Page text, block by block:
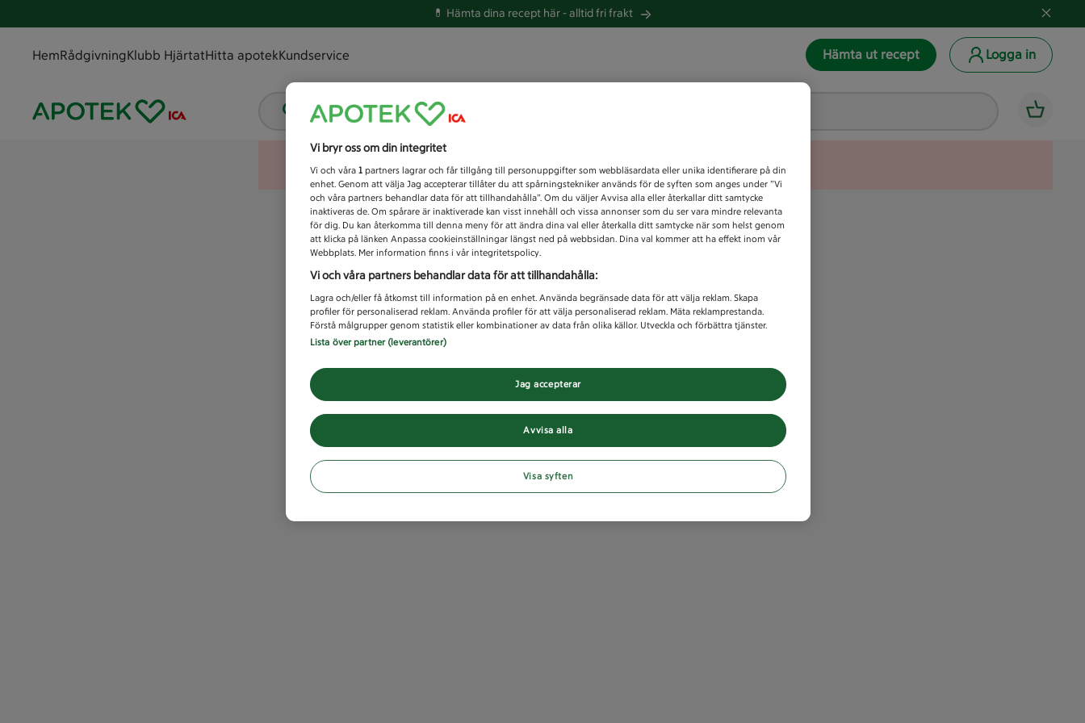
💊 Hämta dina recept här -alltid fri frakt
HemRådgivningKlubb HjärtatHitta apotekKundservice Hämta ut recept Logga in
Vad letar du efter idag?
Unknown error
Vi bryr oss om din integritet
Vi och våra 1 partners lagrar och får tillgång till personuppgifter som webbläsardata eller unika identifierare på din
enhet. Genom att välja Jag accepterar tillåter du att spårningstekniker används för de syften som anges under ”Vi
och våra partners behandlar data för att tillhandahålla”. Om du väljer Avvisa alla eller återkallar ditt samtycke
inaktiveras de. Om spårare är inaktiverade kan visst innehåll och vissa annonser som du ser vara mindre relevanta
för dig. Du kan återkomma till denna meny för att ändra dina val eller återkalla ditt samtycke när som helst genom
att klicka på länken Anpassa cookieinställningar längst ned på webbsidan. Dina val kommer att ha effekt inom vår
Webbplats. Mer information finns i vår integritetspolicy.
Vi och våra partners behandlar data för att tillhandahålla:
Lagra och/eller få åtkomst till information på en enhet. Använda begränsade data för att välja reklam. Skapa
profiler för personaliserad reklam. Använda profiler för att välja personaliserad reklam. Mäta reklamprestanda.
Förstå målgrupper genom statistik eller kombinationer av data från olika källor. Utveckla och förbättra tjänster.
Lista över partner (leverantörer)
Avvisa alla
Jag accepterar
Visa syften